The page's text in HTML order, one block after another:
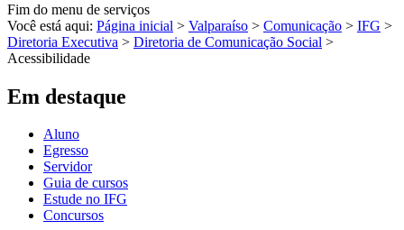
Fim do menu de serviços
Você está aqui: Página inicial > Valparaíso > Comunicação > IFG >
Diretoria Executiva > Diretoria de Comunicação Social >
Acessibilidade
Em destaque
Aluno
Egresso
Servidor
Guia de cursos
Estude no IFG
Concursos